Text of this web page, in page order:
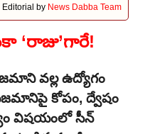
Editorial by News Dabba Team
‘రాజు’గారే!
వల్ల ఉద్యోగం
కోపం, ద్వేషం
విషయంలో సీన్